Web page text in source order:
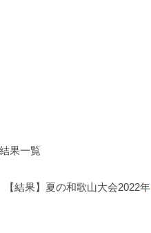
果一覧
【結果】夏の和歌山大会2022年